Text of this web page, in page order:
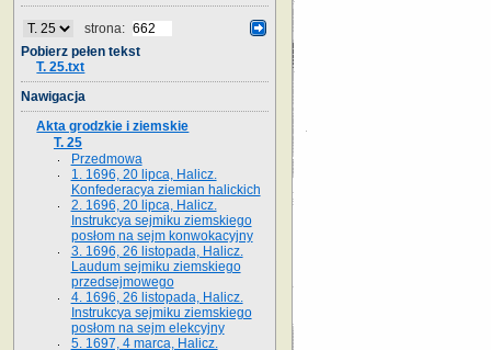
strona:
Pobierz pełen tekst
T. 25.txt
Nawigacja
Akta grodzkie i ziemskie
T. 25
Przedmowa
1. 1696, 20 lipca, Halicz.
Konfederacya ziemian halickich
2. 1696, 20 lipca, Halicz.
Instrukcya sejmiku ziemskiego
posłom na sejm konwokacyjny
3. 1696, 26 listopada, Halicz.
Laudum sejmiku ziemskiego
przedsejmowego
4. 1696, 26 listopada, Halicz.
Instrukcya sejmiku ziemskiego
posłom na sejm elekcyjny
5. 1697, 4 marca, Halicz.